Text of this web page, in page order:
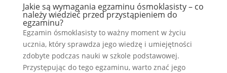
Jakie są wymagania egzaminu ósmoklasisty – co
należy wiedzieć przed przystąpieniem do
egzaminu?
Egzamin ósmoklasisty to ważny moment w życiu
ucznia, który sprawdza jego wiedzę i umiejętności
zdobyte podczas nauki w szkole podstawowej.
Przystępując do tego egzaminu, warto znać jego